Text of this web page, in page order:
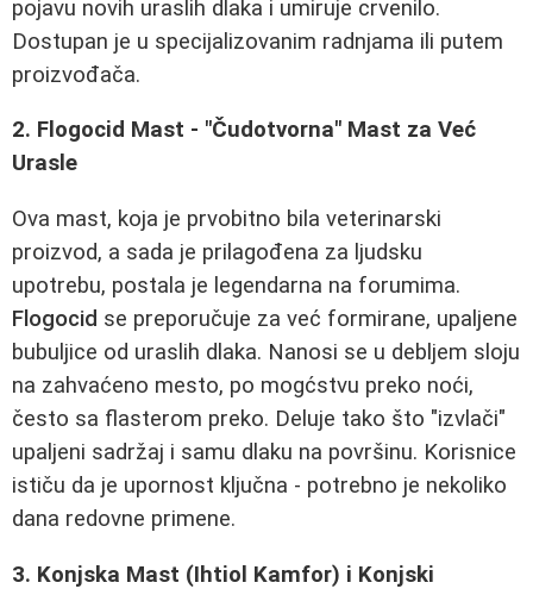
pojavu novih uraslih dlaka i umiruje crvenilo.
Dostupan je u specijalizovanim radnjama ili putem
proizvođača.
2. Flogocid Mast - "Čudotvorna" Mast za Već
Urasle
Ova mast, koja je prvobitno bila veterinarski
proizvod, a sada je prilagođena za ljudsku
upotrebu, postala je legendarna na forumima.
Flogocid se preporučuje za već formirane, upaljene
bubuljice od uraslih dlaka. Nanosi se u debljem sloju
na zahvaćeno mesto, po mogćstvu preko noći,
često sa flasterom preko. Deluje tako što "izvlači"
upaljeni sadržaj i samu dlaku na površinu. Korisnice
ističu da je upornost ključna - potrebno je nekoliko
dana redovne primene.
3. Konjska Mast (Ihtiol Kamfor) i Konjski